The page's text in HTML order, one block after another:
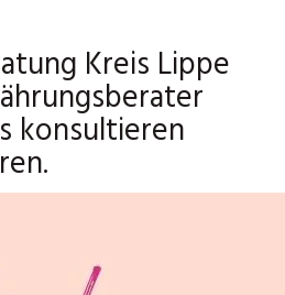
Kreis Lippe
konsultieren